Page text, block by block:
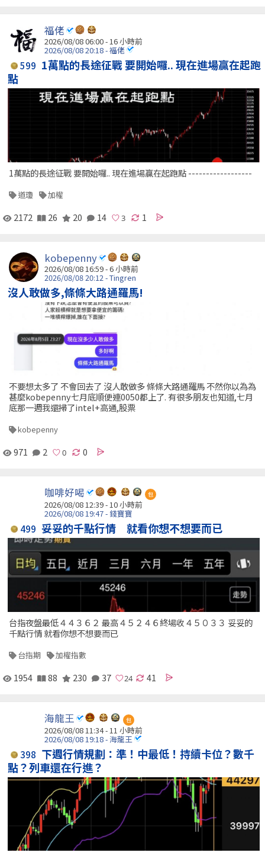
福佬
2026/08/08 06:00 -16 小時前
2026/08/08 20:18 - 福佬
599 1萬點的長途征戰 要開始囉.. 現在進場贏在起跑
點
1萬點的長途征戰 要開始囉.. 現在進場贏在起跑點 ------------------
道瓊 加權
2172 26 20 14 1
kobepenny
2026/08/08 16:59 -6 小時前
2026/08/08 20:12 - Tingren
沒人敢做多,條條大路通羅馬!
不要想太多了 不會回去了 沒人敢做多 條條大路通羅馬 不然你以為為
甚麼kobepenny七月底順便連0050都上了. 有很多朋友也知道,七月
底那一週我還掃了intel+高通,股票
kobepenny
971 2 0
咖啡好喝 包
2026/08/08 12:39 -10 小時前
2026/08/08 19:47 - 錢寶寶
499 妥妥的千點行情 就看你想不想要而已
台指夜盤最低４４３６２ 最高４５２４６終場收４５０３３ 妥妥的
千點行情 就看你想不想要而已
台指期 加權指數
1954 88 230 37 41
海龍王 包
2026/08/08 11:34 - 11 小時前
2026/08/08 19:18 - 海龍王
398 下週行情規劃：準！中最低！持續卡位？數千
點？列車還在行進？